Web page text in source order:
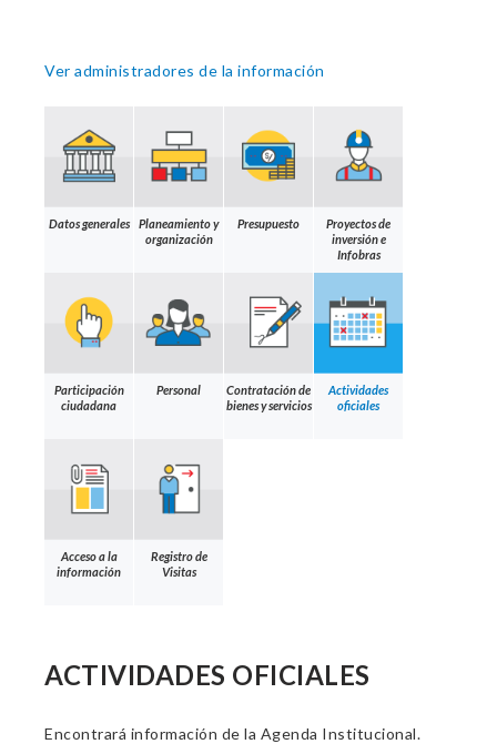
Ver administradores de la información
Datos generales
Planeamiento y
organización
Presupuesto
Proyectos de
inversión e
Infobras
Participación
ciudadana
Personal
Contratación de
bienes y servicios
Actividades
oficiales
Acceso a la
información
Registro de
Visitas
ACTIVIDADES OFICIALES
Encontrará información de la Agenda Institucional.